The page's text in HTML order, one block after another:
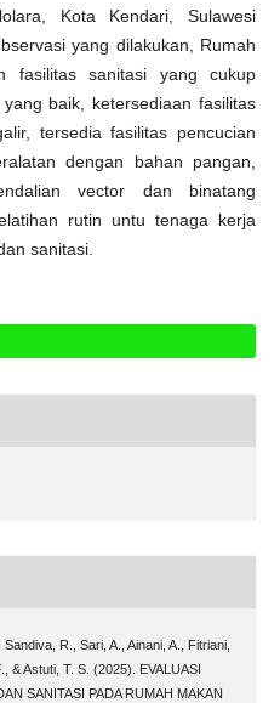
Kota Kendari, Sulawesi
yang dilakukan, Rumah
fasilitas sanitasi yang cukup
baik, ketersediaan fasilitas
tersedia fasilitas pencucian
dengan bahan pangan,
vector dan binatang
rutin untu tenaga kerja
sanitasi.
R., Sari, A., Ainani, A., Fitriani,
& Astuti, T. S. (2025). EVALUASI
SANITASI PADA RUMAH MAKAN